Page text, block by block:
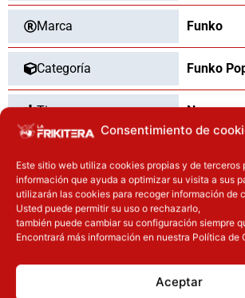
Consentimiento de
Este sitio web utiliza cookies propias y de terceros
información que ayuda a optimizar su visita a sus
utilizarán las cookies para recoger información de
Usted puede permitir su uso o rechazarlo,
también puede cambiar su configuración siempre
Encontrará más información en nuestra Política de
Aceptar
Marca Funko
Categoría Funko
Tipo Nuevo
OTROS
PUEDEN
Inicie sesión